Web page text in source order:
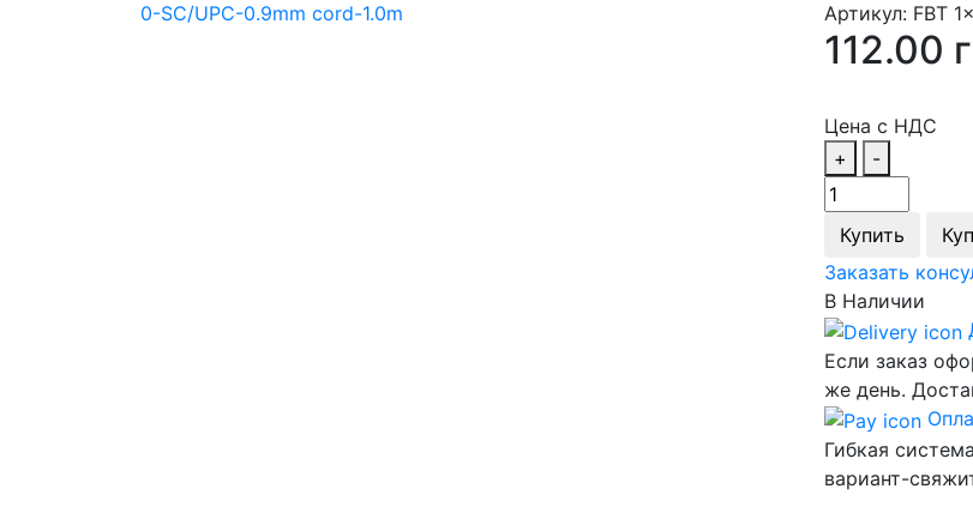
Артикул: FBT
112.00
Цена с НДС
+
-
Купить
Заказать
В Наличии
Если заказ
же день.
Гибкая
вариант-